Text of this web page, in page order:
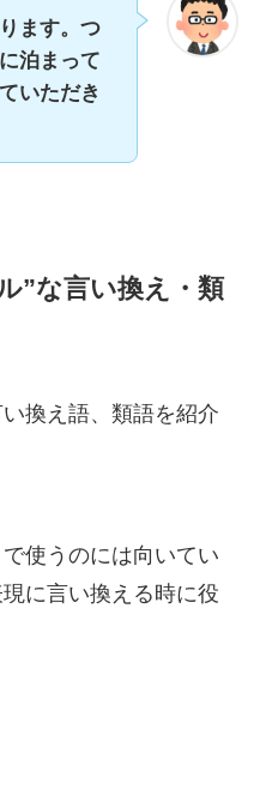
ます。つ
泊まって
いただき
”な言い換え・類
換え語、類語を紹介
使うのには向いてい
に言い換える時に役